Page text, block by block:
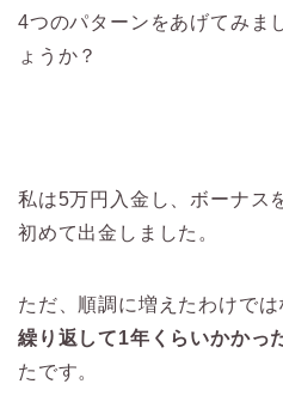
4つのパターンをあげてみま
ょうか？
私は5万円入金し、ボーナス
初めて出金しました。
ただ、順調に増えたわけでは
繰り返して1年くらいかかっ
たです。